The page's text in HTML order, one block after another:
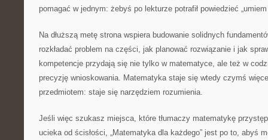
pomagać w jednym: żebyś po lekturze potrafił powiedzieć
Na dłuższą metę strona wspiera budowanie solidnych
rozkładać problem na części, jak planować rozwiązanie i jak
kompetencje przydają się nie tylko w matematyce, ale też w
precyzję wnioskowania. Matematyka staje się wtedy czymś
przedmiotem: staje się narzędziem rozumienia.
Jeśli więc szukasz miejsca, które tłumaczy matematykę
ucieka od ścisłości, „Matematyka dla każdego” jest po to, abyś